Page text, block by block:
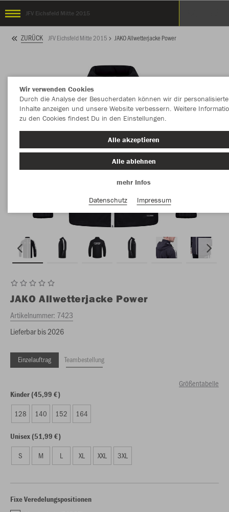
JFV Eichsfeld Mitte 2015
ZURÜCK JFV Eichsfeld Mitte 2015 JAKO Allwetterjacke Power
JAKO Allwetterjacke Power
Artikelnummer: 7423
Lieferbar bis 2026
Einzelauftrag Teambestellung
Größentabelle
Kinder (45,99 €)
128 140 152 164
Unisex (51,99 €)
S M L XL XXL 3XL
Fixe Veredelungspositionen
Wir verwenden Cookies
Durch die Analyse der Besucherdaten können wir dir personalisierte
Inhalte anzeigen und unsere Website verbessern. Weitere
zu den Cookies findest Du in den Einstellungen.
Alle akzeptieren
Alle ablehnen
mehr Infos
Datenschutz
Impressum